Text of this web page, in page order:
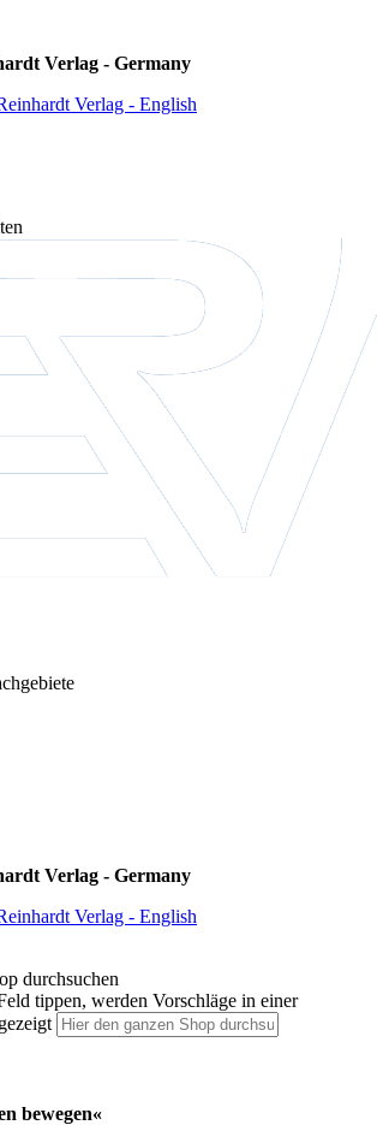
Verlag - Germany
Verlag - English
Verlag - Germany
Verlag - English
durchsuchen
tippen, werden Vorschläge in einer
bewegen«